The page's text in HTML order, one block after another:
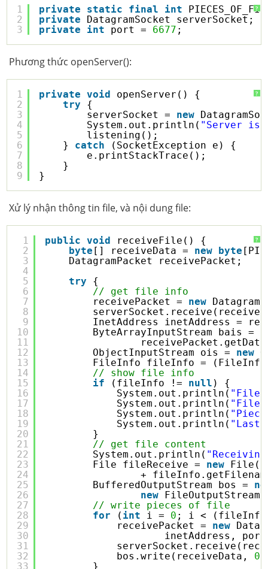
?
1
2
3
private static final int
private
DatagramSocket serverSocket;
private
int port = 6677 ;
Phương thức openServer():
?
1
2
3
4
5
6
7
8
9
private void
openServer() {
try
{
serverSocket = new
System.out.println( "Server is
listening();
} catch
(SocketException e) {
e.printStackTrace();
}
}
Xử lý nhận thông tin file, và nội dung file:
?
1
2
3
4
5
6
7
8
9
10
11
12
13
14
15
16
17
18
19
20
21
22
23
24
25
26
27
28
29
30
31
32
33
public void
receiveFile() {
byte [] receiveData = new byte
DatagramPacket receivePacket;
try
{
// get file info
receivePacket = new
InetAddress inetAddress =
ByteArrayInputStream bais =
ObjectInputStream ois = new
FileInfo fileInfo =
// show file info
if
(fileInfo != null ) {
System.out.println( "File
System.out.println( "File
System.out.println(
System.out.println( "Last
}
// get file content
System.out.println(
File fileReceive = new
+
BufferedOutputStream bos =
new
// write pieces of file
for
( int i = 0 ; i <
receivePacket = new
inetAddress,
bos.write(receiveData, 0
}